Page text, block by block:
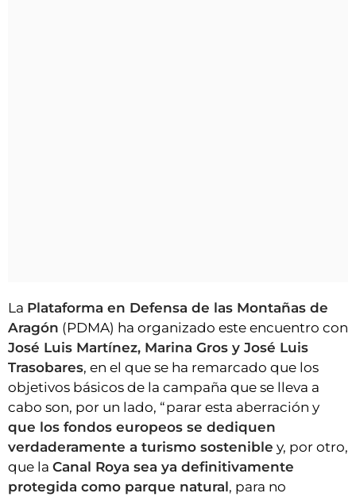
La Plataforma en Defensa de las Montañas de
Aragón (PDMA) ha organizado este encuentro con
José Luis Martínez, Marina Gros y José Luis
Trasobares, en el que se ha remarcado que los
objetivos básicos de la campaña que se lleva a
cabo son, por un lado, “parar esta aberración y
que los fondos europeos se dediquen
verdaderamente a turismo sostenible y, por otro,
que la Canal Roya sea ya definitivamente
protegida como parque natural, para no